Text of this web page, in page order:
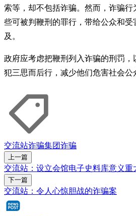
索等，却不包括诈骗。然而，诈骗
些可被判鞭刑的罪行，带给公众和
及。
政府应考虑把鞭刑列入诈骗的刑罚
犯三思而后行，减少他们危害社会公
交流站诈骗集团诈骗
上一篇
交流站：设立会馆电子史料库意义重
下一篇
交流站：令人心惊胆战的诈骗案